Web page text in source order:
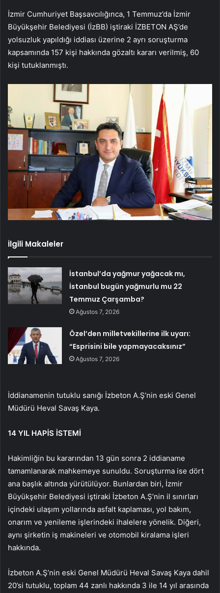
İzmir Cumhuriyet Başsavcılığınca, 1 Temmuz’da İzmir
Büyükşehir Belediyesi (İzBB) iştiraki İZBETON AŞ’de
yolsuzluk yapıldığı iddiası üzerine 2 ayrı soruşturma
kapsamında 157 kişi hakkında gözaltı kararı verilmiş, 60
kişi tutuklanmıştı.
İlgili Makaleler
İstanbul’da yağmur yağacak mı,
İstanbul bugün yağmurlu mu 22
Temmuz Çarşamba?
Ağustos 7, 2026
Özel’den milletvekillerine ilk uyarı:
“Esprisini bile yapmayacaksınız”
Ağustos 7, 2026
İddianamenin tutuklu sanığı İzbeton A.Ş’nin eski Genel
Müdürü Heval Savaş Kaya.
14 YIL HAPİS İSTEMİ
Hakimliğin bu kararından 13 gün sonra 2 iddianame
tamamlanarak mahkemeye sunuldu. Soruşturma ise dört
ana başlık altında yürütülüyor. Bunlardan biri, İzmir
Büyükşehir Belediyesi iştiraki İzbeton A.Ş’nin il sınırları
içindeki ulaşım yollarında asfalt kaplaması, yol bakım,
onarım ve yenileme işlerindeki ihalelere yönelik. Diğeri,
aynı şirketin iş makineleri ve otomobil kiralama işleri
hakkında.
İzbeton A.Ş’nin eski Genel Müdürü Heval Savaş Kaya dahil
20’si tutuklu, toplam 44 zanlı hakkında 3 ile 14 yıl arasında